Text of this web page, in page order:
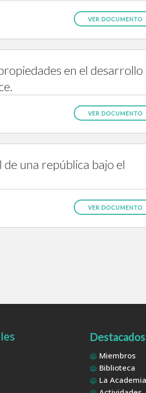
VER DOCUMENTO
en el desarrollo
VER DOCUMENTO
una república bajo el
VER DOCUMENTO
Destacados
Miembros
Biblioteca
La